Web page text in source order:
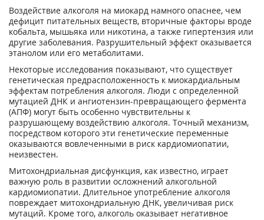
Воздействие алкоголя на миокард намного опаснее, чем
дефицит питательных веществ, вторичные факторы вроде
кобальта, мышьяка или никотина, а также гипертензия или
другие заболевания. Разрушительный эффект оказывается
этанолом или его метаболитами.
Некоторые исследования показывают, что существует
генетическая предрасположенность к миокардиальным
эффектам потребления алкоголя. Люди с определенной
мутацией ДНК и ангиотензин-превращающего фермента
(АПФ) могут быть особенно чувствительны к
разрушающему воздействию алкоголя. Точный механизм,
посредством которого эти генетические переменные
оказываются вовлеченными в риск кардиомиопатии,
неизвестен.
Митохондриальная дисфункция, как известно, играет
важную роль в развитии осложнений алкогольной
кардиомиопатии. Длительное употребление алкоголя
повреждает митохондриальную ДНК, увеличивая риск
мутаций. Кроме того, алкоголь оказывает негативное